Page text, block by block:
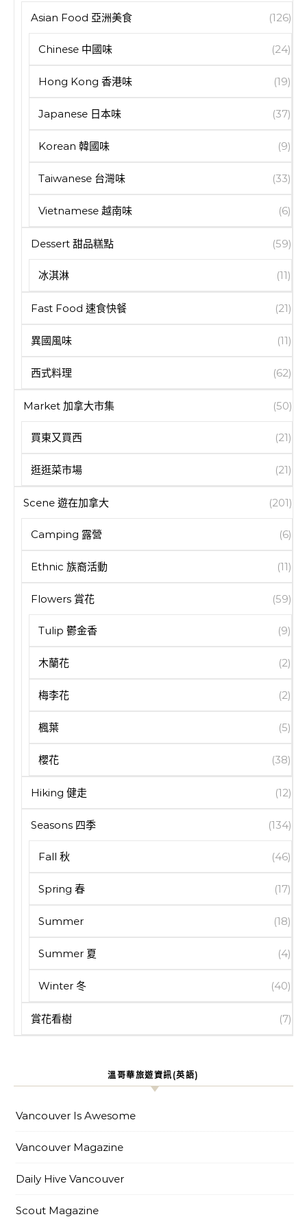
Asian Food 亞洲美食 (126)
Chinese 中國味 (24)
Hong Kong 香港味 (19)
Japanese 日本味 (37)
Korean 韓國味 (9)
Taiwanese 台灣味 (33)
Vietnamese 越南味 (6)
Dessert 甜品糕點 (59)
冰淇淋 (11)
Fast Food 速食快餐 (21)
異國風味 (11)
西式料理 (62)
Market 加拿大市集 (50)
買東又買西 (21)
逛逛菜市場 (21)
Scene 遊在加拿大 (201)
Camping 露營 (6)
Ethnic 族裔活動 (11)
Flowers 賞花 (59)
Tulip 鬱金香 (9)
木蘭花 (2)
梅李花 (2)
楓葉 (5)
櫻花 (38)
Hiking 健走 (12)
Seasons 四季 (134)
Fall 秋 (46)
Spring 春 (17)
Summer (18)
Summer 夏 (4)
Winter 冬 (40)
賞花看樹 (7)
溫哥華旅遊資訊(英語)
Vancouver Is Awesome
Vancouver Magazine
Daily Hive Vancouver
Scout Magazine